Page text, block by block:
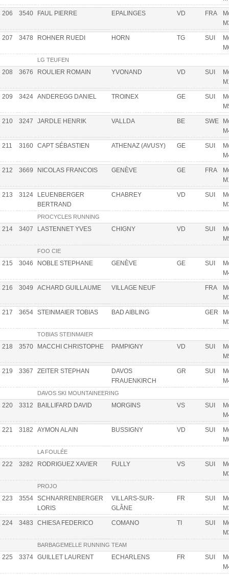
206 3540 FAUL PIERRE EPALINGES VD FRA
207 3478 ROHNER RUEDI HORN TG SUI
LG TEUFEN
208 3676 ROULIER ROMAIN YVONAND VD SUI
209 3424 ANDEREGG DANIEL TROINEX GE SUI
210 3247 JARDLE HENRIK VALLDA BE SWE
211 3160 CAPT SÉBASTIEN ATHENAZ (AVUSY) GE SUI
212 3669 NICOLAS FRANCOIS GENÈVE GE FRA
213 3124
LEUENBERGER
BERTRAND
CHABREY VD SUI
PROCYCLES RUNNING
214 3407 LASTENNET YVES CHIGNY VD SUI
FOO CIE
215 3046 NOBLE STEPHANE GENÈVE GE SUI
216 3049 ACHARD GUILLAUME VILLAGE NEUF FRA
217 3654 STEINMAIER TOBIAS BAD AIBLING GER
TOBIAS STEINMAIER
218 3570 MACCHI CHRISTOPHE PAMPIGNY VD SUI
219 3367 ZEITER STEPHAN
DAVOS
FRAUENKIRCH
GR SUI
DAVOS SKI MOUNTAINEERING
220 3312 BAILLIFARD DAVID MORGINS VS SUI
221 3182 AYMON ALAIN BUSSIGNY VD SUI
LA FOULÉE
222 3282 RODRIGUEZ XAVIER FULLY VS SUI
PROJO
223 3554 SCHNARRENBERGER
LORIS
VILLARS-SUR-
GLÂNE
FR SUI
224 3483 CHIESA FEDERICO COMANO TI SUI
BARBAGEMELLE RUNNING TEAM
225 3374 GUILLET LAURENT ECHARLENS FR SUI